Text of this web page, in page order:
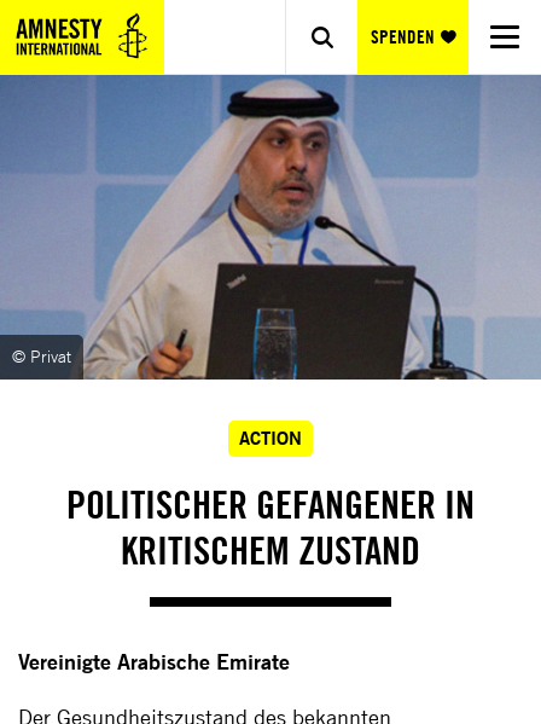
SPENDEN
© Privat
ACTION
POLITISCHER GEFANGENER IN
KRITISCHEM ZUSTAND
Vereinigte Arabische Emirate
Der Gesundheitszustand des bekannten